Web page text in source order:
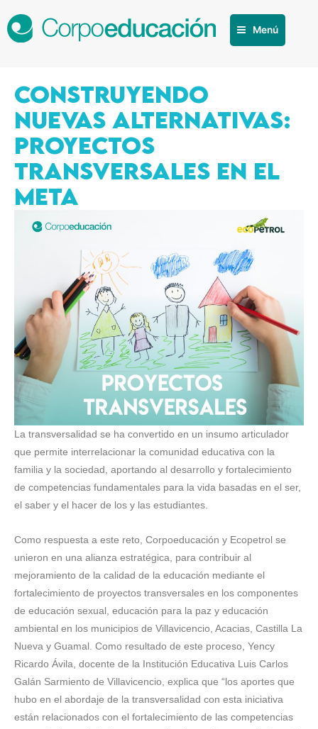
Menú
CONSTRUYENDO
NUEVAS ALTERNATIVAS:
PROYECTOS
TRANSVERSALES EN EL
META
La transversalidad se ha convertido en un insumo articulador
que permite interrelacionar la comunidad educativa con la
familia y la sociedad, aportando al desarrollo y fortalecimiento
de competencias fundamentales para la vida basadas en el ser,
el saber y el hacer de los y las estudiantes.
Como respuesta a este reto, Corpoeducación y Ecopetrol se
unieron en una alianza estratégica, para contribuir al
mejoramiento de la calidad de la educación mediante el
fortalecimiento de proyectos transversales en los componentes
de educación sexual, educación para la paz y educación
ambiental en los municipios de Villavicencio, Acacias, Castilla La
Nueva y Guamal. Como resultado de este proceso, Yency
Ricardo Ávila, docente de la Institución Educativa Luis Carlos
Galán Sarmiento de Villavicencio, explica que “los aportes que
hubo en el abordaje de la transversalidad con esta iniciativa
están relacionados con el fortalecimiento de las competencias